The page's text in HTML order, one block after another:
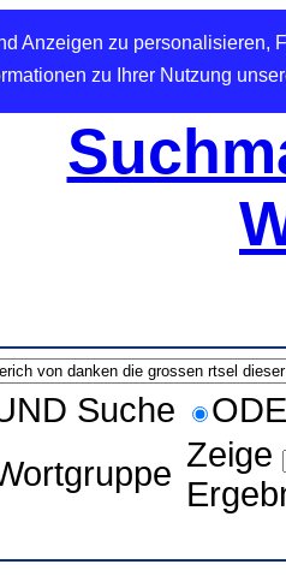
Anzeigen zu
zu Ihrer Nutzung
Suche
Zeige